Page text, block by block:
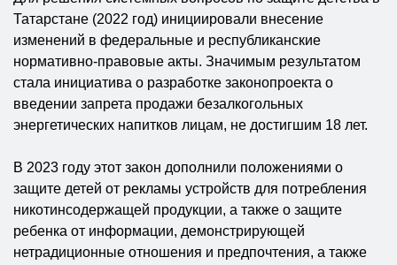
Татарстане (2022 год) инициировали внесение
изменений в федеральные и республиканские
нормативно-правовые акты. Значимым результатом
стала инициатива о разработке законопроекта о
введении запрета продажи безалкогольных
энергетических напитков лицам, не достигшим 18 лет.
В 2023 году этот закон дополнили положениями о
защите детей от рекламы устройств для потребления
никотинсодержащей продукции, а также о защите
ребенка от информации, демонстрирующей
нетрадиционные отношения и предпочтения, а также